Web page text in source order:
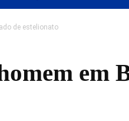
de estelionato
em